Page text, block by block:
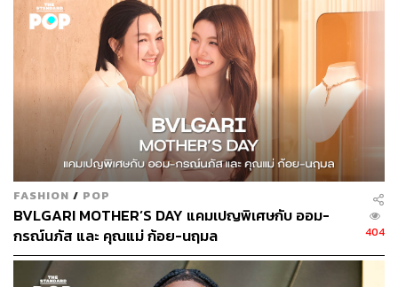
พิมพ์ คำภีร์
นักเขียนกองบรรณาธิการคัลเจอร์ สำนักข่าว
THE STANDARD
FASHION / POP
BVLGARI MOTHER’S DAY แคมเปญพิเศษกับ ออม-
กรณ์นภัส และ คุณแม่ ก้อย-นฤมล
404